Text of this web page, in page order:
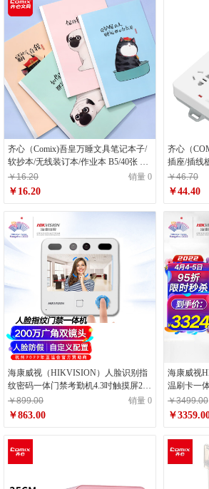
齐心（Comix)吾皇万睡文具笔记本子/
软抄本/无线装订本/作业本 B5/40张 4
本装 WHCW6401
￥16.20 销量 0
￥16.20
齐心（
插座/插线
6位30孔总
￥46.70
￥44.40
海康威视（HIKVISION）人脸识别指
纹密码一体门禁考勤机4.3吋触摸屏200
万双摄像头面部识别打卡机D10 Pro
￥899.00 销量 0
￥863.00
海康威视
温刷卡一
业医院商
禁机
￥3499.00
￥